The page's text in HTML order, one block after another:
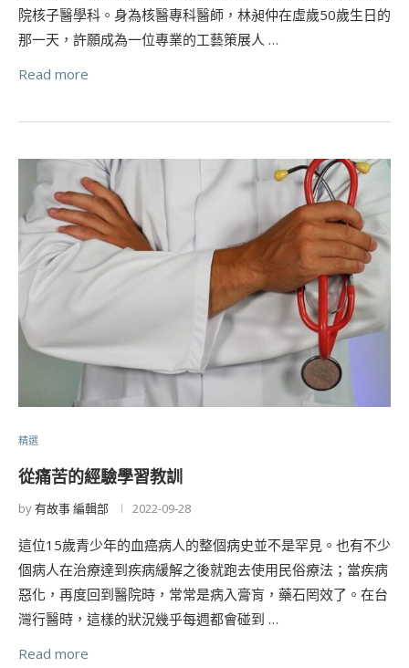
院核子醫學科。身為核醫專科醫師，林昶仲在虛歲50歲生日的
那一天，許願成為一位專業的工藝策展人 …
Read more
精選
從痛苦的經驗學習教訓
by有故事 編輯部 2022-09-28
這位15歲青少年的血癌病人的整個病史並不是罕見。也有不少
個病人在治療達到疾病緩解之後就跑去使用民俗療法；當疾病
惡化，再度回到醫院時，常常是病入膏肓，藥石罔效了。在台
灣行醫時，這樣的狀況幾乎每週都會碰到 …
Read more